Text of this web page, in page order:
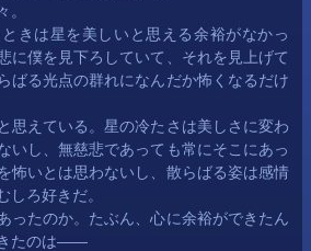
きは星を美しいと思える余裕がなかっ
に僕を見下ろしていて、それを見上げて
ばる光点の群れになんだか怖くなるだけ
思えている。星の冷たさは美しさに変わ
いし、無慈悲であっても常にそこにあっ
怖いとは思わないし、散らばる姿は感情
しろ好きだ。
ったのか。たぶん、心に余裕ができたん
きたのは——